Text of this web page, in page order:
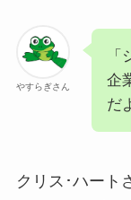
やすらぎさん
企
だ
クリス･ハート